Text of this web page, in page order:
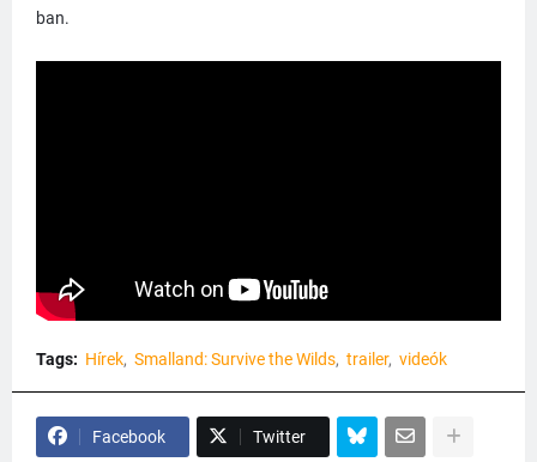
ban.
Tags: Hírek Smalland: Survive the Wilds trailer videók
Facebook Twitter